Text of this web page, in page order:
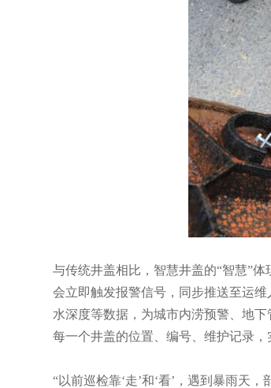
与传统井盖相比，智慧井盖的“智慧”
会立即触发报警信号，同步推送至运
水深度等数据，为城市内涝预警、地
每一个井盖的位置、编号、维护记录，
“以前巡检靠‘走’和‘看’，遇到暴雨天